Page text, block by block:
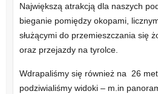
Największą atrakcją dla naszych
bieganie pomiędzy okopami,
służącymi do przemieszczania się
oraz przejazdy na tyrolce.
Wdrapaliśmy się również na 26
podziwialiśmy widoki – m.in